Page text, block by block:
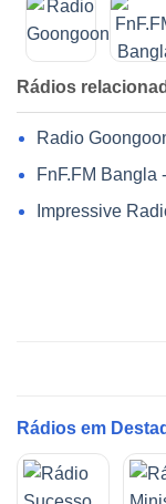
Rádios
Radio
FnF.FM Bangla
Impressive
Rádios em